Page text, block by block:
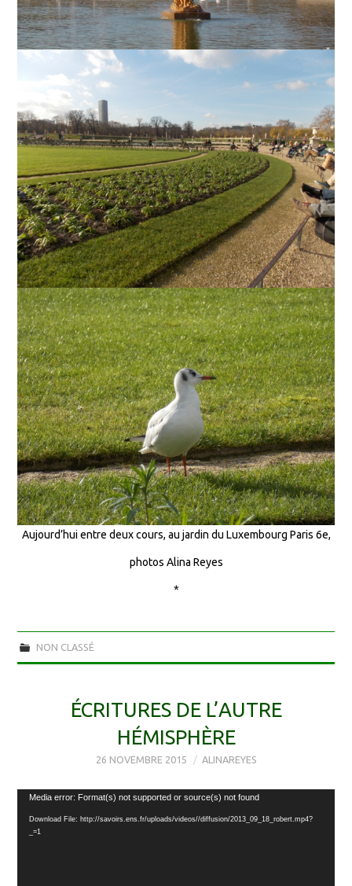
Aujourd’hui entre deux cours, au jardin du Luxembourg Paris 6e,
photos Alina Reyes
*
NON CLASSÉ
ÉCRITURES DE L’AUTRE
HÉMISPHÈRE
26 NOVEMBRE 2015 ALINAREYES
Lecteur
vidéo
Media error: Format(s) not supported or source(s) not found
Download File: http://savoirs.ens.fr/uploads/videos//diffusion/2013_09_18_robert.mp4?
_=1